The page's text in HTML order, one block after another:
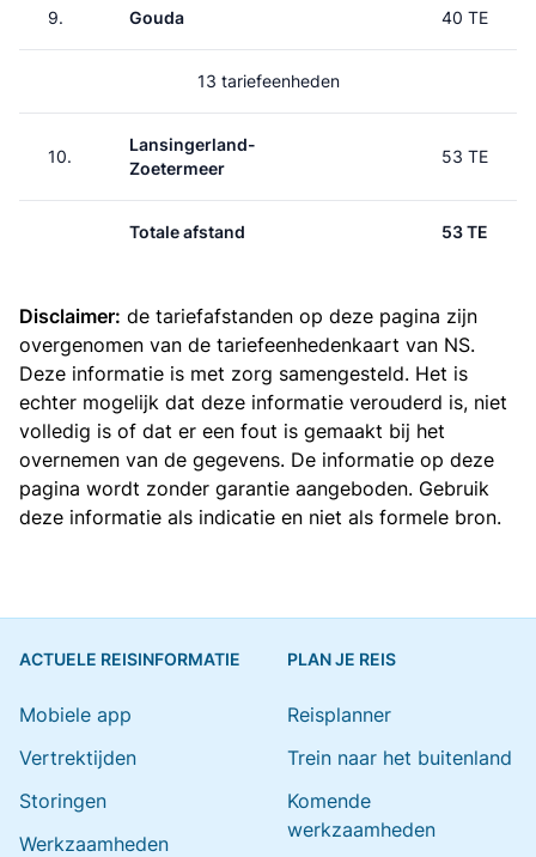
9. Gouda 40 TE
13 tariefeenheden
10.
Lansingerland-
Zoetermeer
53 TE
Totale afstand 53 TE
Disclaimer: de tariefafstanden op deze pagina zijn
overgenomen van de tariefeenhedenkaart van NS.
Deze informatie is met zorg samengesteld. Het is
echter mogelijk dat deze informatie verouderd is, niet
volledig is of dat er een fout is gemaakt bij het
overnemen van de gegevens. De informatie op deze
pagina wordt zonder garantie aangeboden. Gebruik
deze informatie als indicatie en niet als formele bron.
ACTUELE REISINFORMATIE
Mobiele app
Vertrektijden
Storingen
Werkzaamheden
PLAN JE REIS
Reisplanner
Trein naar het buitenland
Komende
werkzaamheden